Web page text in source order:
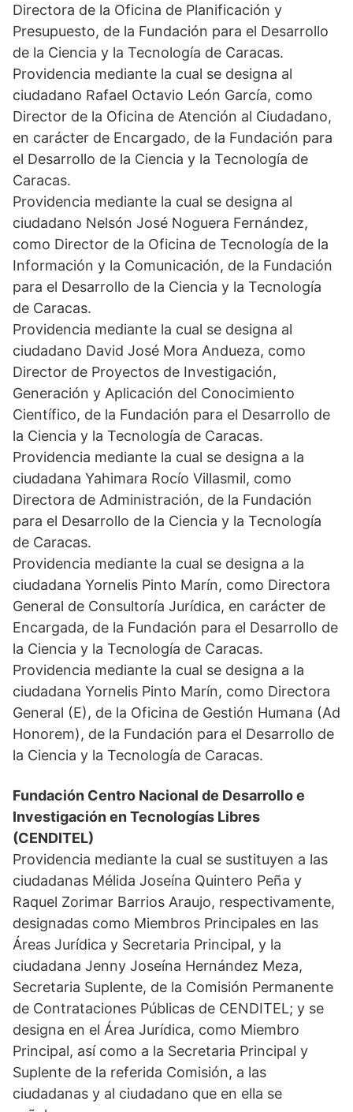
Directora de la Oficina de Planificación y
Presupuesto, de la Fundación para el Desarrollo
de la Ciencia y la Tecnología de Caracas.
Providencia mediante la cual se designa al
ciudadano Rafael Octavio León García, como
Director de la Oficina de Atención al Ciudadano,
en carácter de Encargado, de la Fundación para
el Desarrollo de la Ciencia y la Tecnología de
Caracas.
Providencia mediante la cual se designa al
ciudadano Nelsón José Noguera Fernández,
como Director de la Oficina de Tecnología de la
Información y la Comunicación, de la Fundación
para el Desarrollo de la Ciencia y la Tecnología
de Caracas.
Providencia mediante la cual se designa al
ciudadano David José Mora Andueza, como
Director de Proyectos de Investigación,
Generación y Aplicación del Conocimiento
Científico, de la Fundación para el Desarrollo de
la Ciencia y la Tecnología de Caracas.
Providencia mediante la cual se designa a la
ciudadana Yahimara Rocío Villasmil, como
Directora de Administración, de la Fundación
para el Desarrollo de la Ciencia y la Tecnología
de Caracas.
Providencia mediante la cual se designa a la
ciudadana Yornelis Pinto Marín, como Directora
General de Consultoría Jurídica, en carácter de
Encargada, de la Fundación para el Desarrollo de
la Ciencia y la Tecnología de Caracas.
Providencia mediante la cual se designa a la
ciudadana Yornelis Pinto Marín, como Directora
General (E), de la Oficina de Gestión Humana (Ad
Honorem), de la Fundación para el Desarrollo de
la Ciencia y la Tecnología de Caracas.
Fundación Centro Nacional de Desarrollo e
Investigación en Tecnologías Libres
(CENDITEL)
Providencia mediante la cual se sustituyen a las
ciudadanas Mélida Joseína Quintero Peña y
Raquel Zorimar Barrios Araujo, respectivamente,
designadas como Miembros Principales en las
Áreas Jurídica y Secretaria Principal, y la
ciudadana Jenny Joseína Hernández Meza,
Secretaria Suplente, de la Comisión Permanente
de Contrataciones Públicas de CENDITEL; y se
designa en el Área Jurídica, como Miembro
Principal, así como a la Secretaria Principal y
Suplente de la referida Comisión, a las
ciudadanas y al ciudadano que en ella se